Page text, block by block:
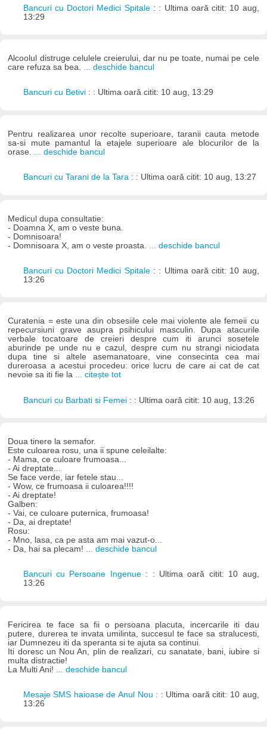
Bancuri cu Doctori Medici Spitale : : Ultima oară citit: 10 aug,
13:29
Alcoolul distruge celulele creierului, dar nu pe toate, numai pe cele
care refuza sa bea. ... deschide bancul
Bancuri cu Betivi : : Ultima oară citit: 10 aug, 13:29
Pentru realizarea unor recolte superioare, taranii cauta metode
sa-si mute pamantul la etajele superioare ale blocurilor de la
orase.
... deschide bancul
Bancuri cu Tarani de la Tara : : Ultima oară citit: 10 aug, 13:27
Medicul dupa consultatie:
- Doamna X, am o veste buna.
- Domnisoara!
- Domnisoara X, am o veste proasta.
... deschide bancul
Bancuri cu Doctori Medici Spitale : : Ultima oară citit: 10 aug,
13:26
Curatenia = este una din obsesiile cele mai violente ale femeii cu
repecursiuni grave asupra psihicului masculin. Dupa atacurile
verbale tocatoare de creieri despre cum iti arunci sosetele
aburinde pe unde nu e cazul, despre cum nu strangi niciodata
dupa tine si altele asemanatoare, vine consecinta cea mai
dureroasa a acestui procedeu: orice lucru de care ai cat de cat
nevoie sa iti fie la ... citește tot
Bancuri cu Barbati si Femei : : Ultima oară citit: 10 aug, 13:26
Doua tinere la semafor.
Este culoarea rosu, una ii spune celeilalte:
- Mama, ce culoare frumoasa...
- Ai dreptate...
Se face verde, iar fetele stau...
- Wow, ce frumoasa ii culoarea!!!!
- Ai dreptate!
Galben:
- Vai, ce culoare puternica, frumoasa!
- Da, ai dreptate!
Rosu:
- Mno, lasa, ca pe asta am mai vazut-o...
- Da, hai sa plecam! ... deschide bancul
Bancuri cu Persoane Ingenue : : Ultima oară citit: 10 aug,
13:26
Fericirea te face sa fii o persoana placuta, incercarile iti dau
putere, durerea te invata umilinta, succesul te face sa stralucesti,
iar Dumnezeu iti da speranta si te ajuta sa continui.
Iti doresc un Nou An, plin de realizari, cu sanatate, bani, iubire si
multa distractie!
La Multi Ani!
... deschide bancul
Mesaje SMS haioase de Anul Nou : : Ultima oară citit: 10 aug,
13:26